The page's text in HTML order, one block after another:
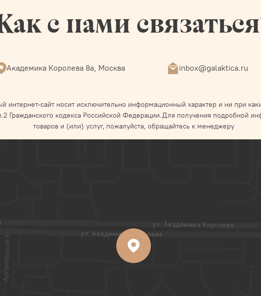
с нами
Академика Королева 8а, Москва inbox@galaktica.ru
сайт носит исключительно информационный характер и ни при
Гражданского кодекса Российской Федерации.Для получения подробной
товаров и (или) услуг, пожалуйста, обращайтесь к менеджеру